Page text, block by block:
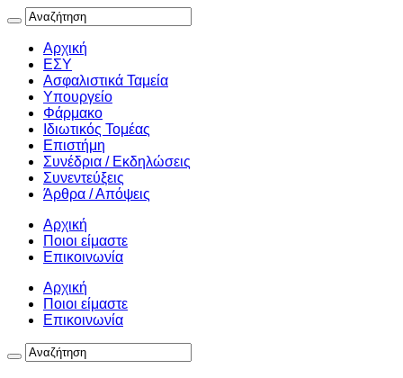
Αρχική
ΕΣΥ
Ασφαλιστικά Ταμεία
Υπουργείο
Φάρμακο
Ιδιωτικός Τομέας
Επιστήμη
Συνέδρια / Εκδηλώσεις
Συνεντεύξεις
Άρθρα / Απόψεις
Αρχική
Ποιοι είμαστε
Επικοινωνία
Αρχική
Ποιοι είμαστε
Επικοινωνία